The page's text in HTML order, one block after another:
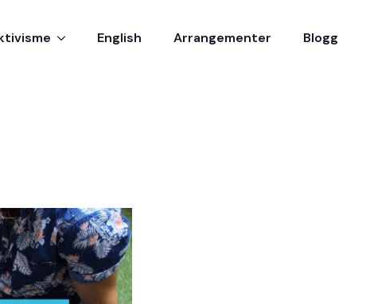
English Arrangementer Blogg